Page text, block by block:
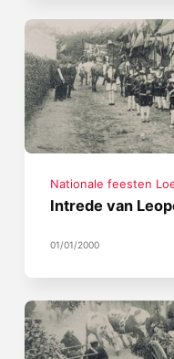
Nationale feesten
Intrede van
01/01/2000